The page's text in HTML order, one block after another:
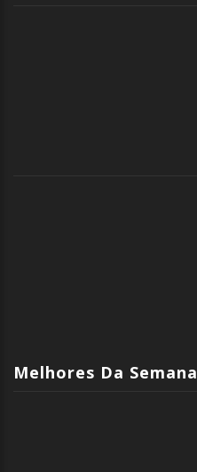
Melhores Da Semana